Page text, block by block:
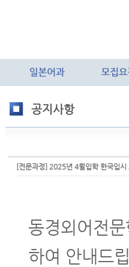
공지사항
[전문과정] 2025년 4월입학 한국입시
동경외어전
하여 안내드